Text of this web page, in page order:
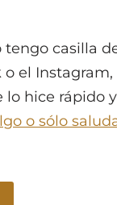
tengo casilla
el
hice rápido
o sólo